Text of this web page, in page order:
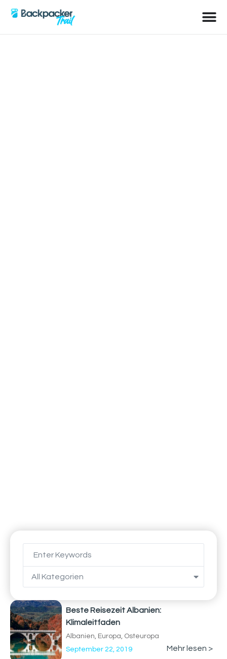
All Kategorien
Beste Reisezeit Albanien:
Klimaleitfaden
Albanien, Europa, Osteuropa
September 22, 2019
Mehr lesen >